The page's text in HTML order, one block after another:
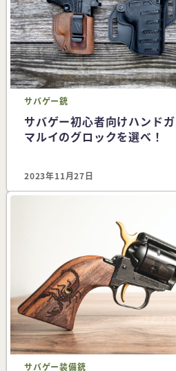
サバゲー銃
サバゲー初心者向けハンド
マルイのグロックを選べ！
2023年11月27日
サバゲー装備銃